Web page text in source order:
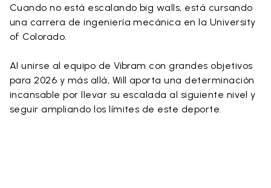
Cuando no está escalando big walls, está cursando
una carrera de ingeniería mecánica en la University
of Colorado.
Al unirse al equipo de Vibram con grandes objetivos
para 2026 y más allá, Will aporta una determinación
incansable por llevar su escalada al siguiente nivel y
seguir ampliando los límites de este deporte.